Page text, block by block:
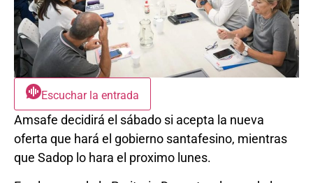
Escuchar la entrada
Amsafe decidirá el sábado si acepta la nueva
oferta que hará el gobierno santafesino, mientras
que Sadop lo hara el proximo lunes.